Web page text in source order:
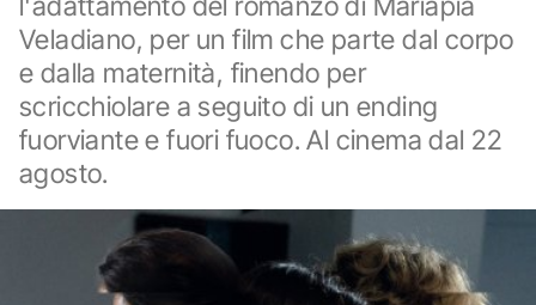
Veladiano, per un film che parte dal corpo
e dalla maternità, finendo per
scricchiolare a seguito di un ending
fuorviante e fuori fuoco. Al cinema dal 22
agosto.